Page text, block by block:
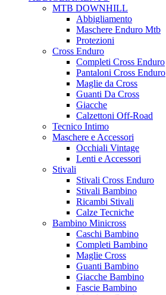
MTB DOWNHILL
Abbigliamento
Maschere Enduro Mtb
Protezioni
Cross Enduro
Completi Cross Enduro
Pantaloni Cross Enduro
Maglie da Cross
Guanti Da Cross
Giacche
Calzettoni Off-Road
Tecnico Intimo
Maschere e Accessori
Occhiali Vintage
Lenti e Accessori
Stivali
Stivali Cross Enduro
Stivali Bambino
Ricambi Stivali
Calze Tecniche
Bambino Minicross
Caschi Bambino
Completi Bambino
Maglie Cross
Guanti Bambino
Giacche Bambino
Fascie Bambino